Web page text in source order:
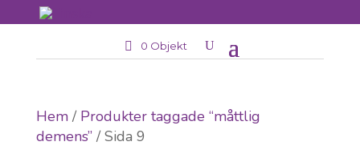
0 Objekt
Hem/ Produkter taggade “måttlig
demens” / Sida 9